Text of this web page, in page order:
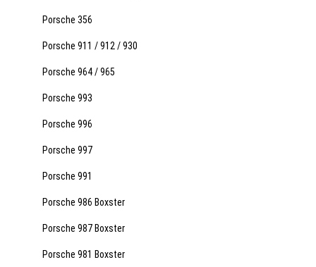
Porsche 356
Porsche 911 / 912 / 930
Porsche 964 / 965
Porsche 993
Porsche 996
Porsche 997
Porsche 991
Porsche 986 Boxster
Porsche 987 Boxster
Porsche 981 Boxster